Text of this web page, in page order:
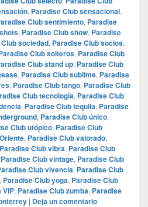
, Paradise Club sensacional,
Club sentimiento, Paradise
, Paradise Club show, Paradise
sociedad, Paradise Club socios,
Club solteros, Paradise Club
Club stand up, Paradise Club
, Paradise Club sublime, Paradise
, Paradise Club tango, Paradise Club
Club tecnología, Paradise Club
, Paradise Club tequila, Paradise
, Paradise Club único,
Club utópico, Paradise Club
, Paradise Club valorado,
Paradise Club vibra, Paradise Club
Paradise Club vintage, Paradise Club
Club vivencia, Paradise Club
, Paradise Club yoga, Paradise Club
VIP, Paradise Club zumba, Paradise
| Deja un comentario